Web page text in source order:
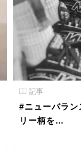
記事
#ニューバラ
リー柄を…